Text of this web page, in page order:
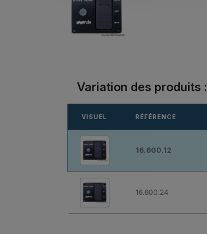
Variation des produits :
VISUEL RÉFÉRENCE
16.600.12
16.600.24